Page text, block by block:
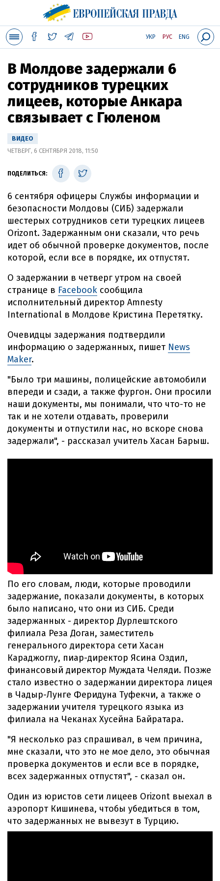
УКР РУС ENG
В Молдове задержали 6
сотрудников турецких
лицеев, которые Анкара
связывает с Гюленом
ВИДЕО
ЧЕТВЕРГ, 6 СЕНТЯБРЯ 2018, 11:50
ПОДЕЛИТЬСЯ:
6 сентября офицеры Службы информации и
безопасности Молдовы (СИБ) задержали
шестерых сотрудников сети турецких лицеев
Orizont. Задержанным они сказали, что речь
идет об обычной проверке документов, после
которой, если все в порядке, их отпустят.
О задержании в четверг утром на своей
странице в Facebook сообщила
исполнительный директор Amnesty
International в Молдове Кристина Перетятку.
Очевидцы задержания подтвердили
информацию о задержанных, пишет News
Maker.
"Было три машины, полицейские автомобили
впереди и сзади, а также фургон. Они просили
наши документы, мы понимали, что что-то не
так и не хотели отдавать, проверили
документы и отпустили нас, но вскоре снова
задержали", - рассказал учитель Хасан Барыш.
По его словам, люди, которые проводили
задержание, показали документы, в которых
было написано, что они из СИБ. Среди
задержанных - директор Дурлештского
филиала Реза Доган, заместитель
генерального директора сети Хасан
Караджоглу, пиар-директор Ясина Оздил,
финансовый директор Муждата Челяди. Позже
стало известно о задержании директора лицея
в Чадыр-Лунге Феридуна Туфекчи, а также о
задержании учителя турецкого языка из
филиала на Чеканах Хусейна Байратара.
"Я несколько раз спрашивал, в чем причина,
мне сказали, что это не мое дело, это обычная
проверка документов и если все в порядке,
всех задержанных отпустят", - сказал он.
Один из юристов сети лицеев Orizont выехал в
аэропорт Кишинева, чтобы убедиться в том,
что задержанных не вывезут в Турцию.